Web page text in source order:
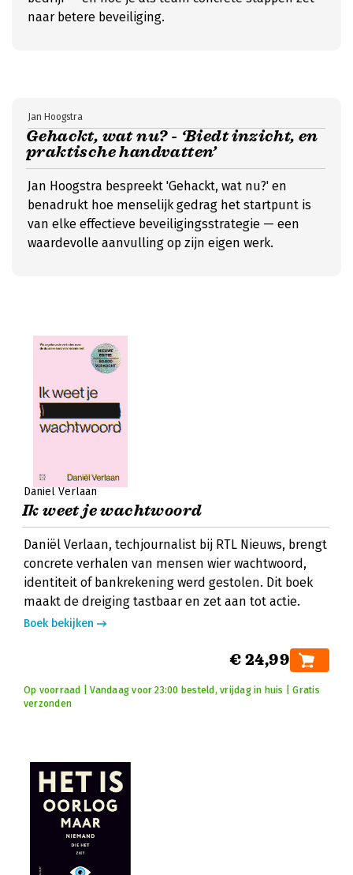
naar betere beveiliging.
Gehackt, wat nu? - ‘Biedt inzicht, en
praktische handvatten’
Jan Hoogstra
Jan Hoogstra bespreekt 'Gehackt, wat nu?' en
benadrukt hoe menselijk gedrag het startpunt is
van elke effectieve beveiligingsstrategie — een
waardevolle aanvulling op zijn eigen werk.
Daniël Verlaan
Ik weet je wachtwoord
Daniël Verlaan, techjournalist bij RTL Nieuws, brengt
concrete verhalen van mensen wier wachtwoord,
identiteit of bankrekening werd gestolen. Dit boek
maakt de dreiging tastbaar en zet aan tot actie.
Boek bekijken
€ 24,99
Op voorraad | Vandaag voor 23:00 besteld, vrijdag in huis | Gratis
verzonden